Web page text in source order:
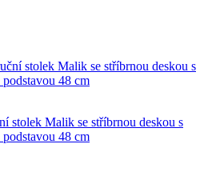
stolek Malik se stříbrnou deskou s
48 cm